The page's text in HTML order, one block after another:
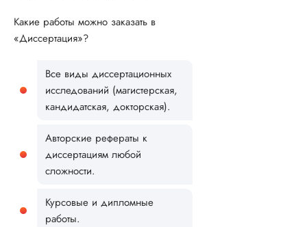
Какие работы можно заказать в
«Диссертация»?
Все виды диссертационных
исследований (магистерская,
кандидатская, докторская).
Авторские рефераты к
диссертациям любой
сложности.
Курсовые и дипломные
работы.